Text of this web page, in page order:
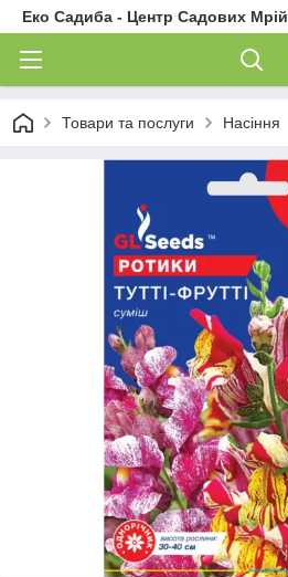
Еко Садиба - Центр Садових Мрій
Товари та послуги Насіння